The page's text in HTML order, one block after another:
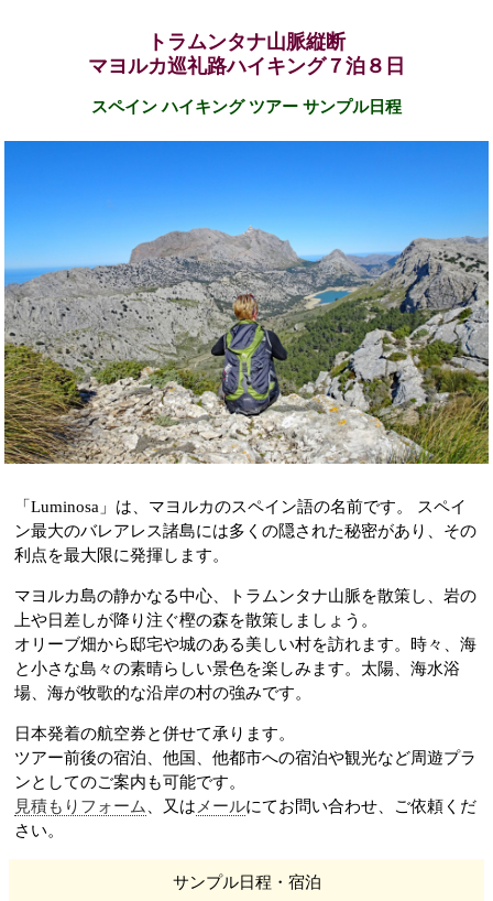
トラムンタナ山脈縦断
マヨルカ巡礼路ハイキング７泊８日
スペイン ハイキング ツアー サンプル日程
「Luminosa」は、マヨルカのスペイン語の名前です。 スペイ
ン最大のバレアレス諸島には多くの隠された秘密があり、その
利点を最大限に発揮します。
マヨルカ島の静かなる中心、トラムンタナ山脈を散策し、岩の
上や日差しが降り注ぐ樫の森を散策しましょう。
オリーブ畑から邸宅や城のある美しい村を訪れます。時々、海
と小さな島々の素晴らしい景色を楽しみます。太陽、海水浴
場、海が牧歌的な沿岸の村の強みです。
日本発着の航空券と併せて承ります。
ツアー前後の宿泊、他国、他都市への宿泊や観光など周遊プラ
見積もりフォーム
、又は メールにてお問い合わせ、ご依頼くだ
さい。
サンプル日程・宿泊